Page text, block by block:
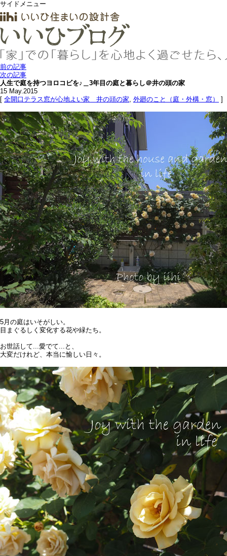
サイドメニュー
前の記事
次の記事
人生で庭を持つヨロコビを♪＿3年目の庭と暮らし＠井の頭の家
15 May.2015
[ 全開口テラス窓が心地よい家＿井の頭の家, 外廻のこと（庭・外構・窓） ]
5月の庭はいそがしい。
目まぐるしく変化する花や緑たち。
お世話して...愛でて...と、
大変だけれど、本当に愉しい日々。